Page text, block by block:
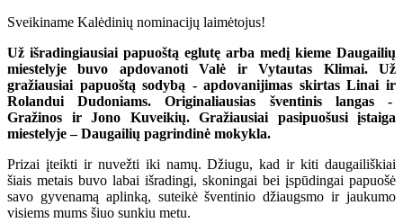
Sveikiname Kalėdinių nominacijų laimėtojus!
Už išradingiausiai papuoštą eglutę arba medį kieme Daugailių
miestelyje buvo apdovanotiValė ir Vytautas Klimai. Už
gražiausiai papuoštą sodybą - apdovanijimas skirtas Linai ir
Rolandui Dudoniams. Originaliausias šventinis langas -
Gražinos ir Jono Kuveikių. Gražiausiai pasipuošusi įstaiga
miestelyje – Daugailių pagrindinė mokykla.
Prizai įteikti ir nuvežti iki namų. Džiugu, kad ir kiti daugailiškiai
šiais metais buvo labai išradingi, skoningai bei įspūdingai papuošė
savo gyvenamą aplinką, suteikė šventinio džiaugsmo ir jaukumo
visiems mums šiuo sunkiu metu.